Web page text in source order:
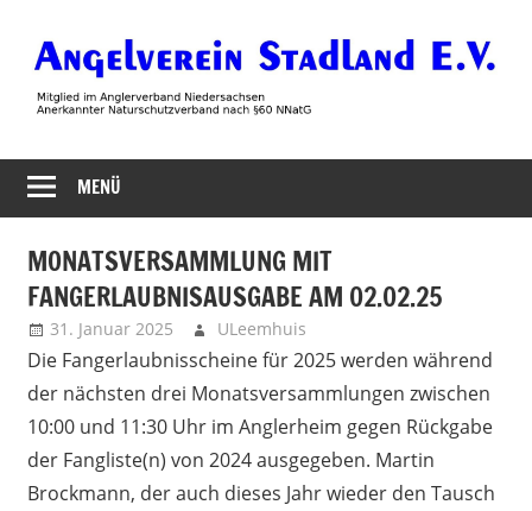
Inhalt
springen
Angelverein
Stadland
MENÜ
MONATSVERSAMMLUNG MIT
FANGERLAUBNISAUSGABE AM 02.02.25
31. Januar 2025 ULeemhuis
Die Fangerlaubnisscheine für 2025 werden während
der nächsten drei Monatsversammlungen zwischen
10:00 und 11:30 Uhr im Anglerheim gegen Rückgabe
der Fangliste(n) von 2024 ausgegeben. Martin
Brockmann, der auch dieses Jahr wieder den Tausch